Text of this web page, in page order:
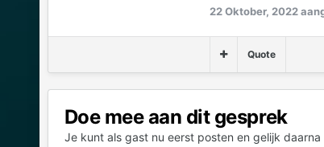
22 Oktober, 2022
Quote
Doe mee aan dit gesprek
Je kunt als gast nu eerst posten en gelijk